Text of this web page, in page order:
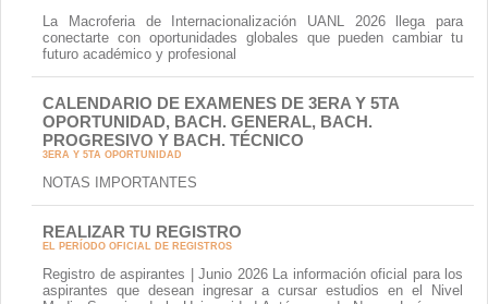
La Macroferia de Internacionalización UANL 2026 llega para
conectarte con oportunidades globales que pueden cambiar tu
futuro académico y profesional
CALENDARIO DE EXAMENES DE 3ERA Y 5TA
OPORTUNIDAD, BACH. GENERAL, BACH.
PROGRESIVO Y BACH. TÉCNICO
3ERA Y 5TA OPORTUNIDAD
NOTAS IMPORTANTES
REALIZAR TU REGISTRO
EL PERÍODO OFICIAL DE REGISTROS
Registro de aspirantes | Junio 2026 La información oficial para los
aspirantes que desean ingresar a cursar estudios en el Nivel